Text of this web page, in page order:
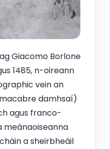
Giacomo Borlone
1485, n-oireann
vein an
damhsaí)
agus franco-
meánaoiseanna
a sheirbheáil